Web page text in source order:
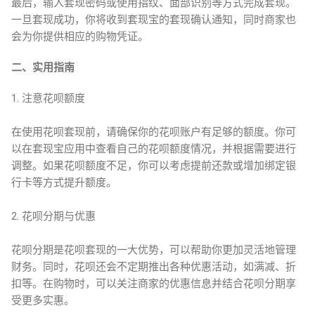
最后，输入套现密码或使用指纹、面部识别等方式完成套现。
一旦套现成功，你将收到套现宝的套现确认通知，同时商家也
会为你提供相应的购物凭证。
二、实用指南
1. 注意花呗额度
在使用花呗套现前，请确保你的花呗账户有足够的额度。你可
以在套现宝应用中查看自己的花呗额度情况，并根据需要进行
调整。如果花呗额度不足，你可以考虑提前还款或增加绑定银
行卡等方式提升额度。
2. 花呗分期与优惠
花呗分期是花呗套现的一大优势，可以帮助你更加灵活地管理
财务。同时，花呗还会不定期推出各种优惠活动，如满减、折
扣等。在购物时，可以关注商家的优惠信息并结合花呗分期享
受更多实惠。